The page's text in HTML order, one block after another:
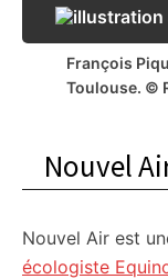
François
Toulouse. ©
Nouvel
Nouvel Air est
écologiste